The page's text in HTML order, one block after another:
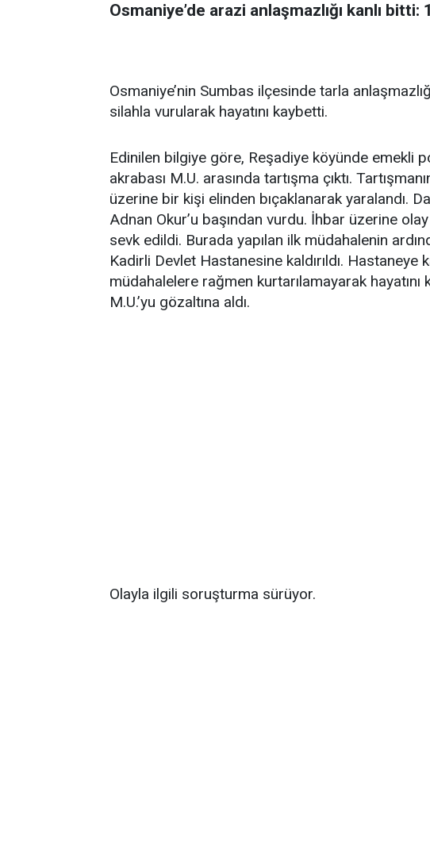
Osmaniye’de arazi anlaşmazlığı kanlı bitti:
Osmaniye’nin Sumbas ilçesinde tarla
silahla vurularak hayatını kaybetti.
Edinilen bilgiye göre, Reşadiye köyünde emekli
akrabası M.U. arasında tartışma çıktı.
üzerine bir kişi elinden bıçaklanarak yaralandı.
Adnan Okur’u başından vurdu. İhbar üzerine
sevk edildi. Burada yapılan ilk müdahalenin
Kadirli Devlet Hastanesine kaldırıldı. Hastaneye
müdahalelere rağmen kurtarılamayarak
M.U.’yu gözaltına aldı.
Olayla ilgili soruşturma sürüyor.